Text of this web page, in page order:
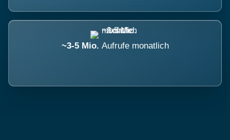
~3-5 Mio. Aufrufe monatlich